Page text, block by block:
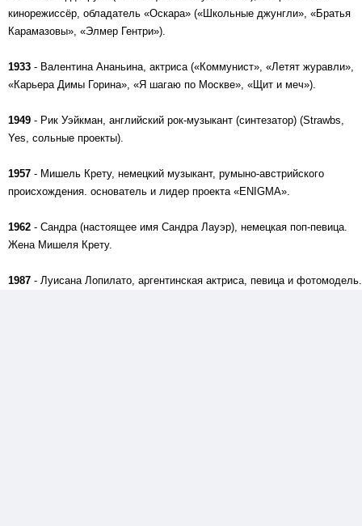
кинорежиссёр, обладатель «Оскара» («Школьные джунгли», «Братья
Карамазовы», «Элмер Гентри»).
1933 - Валентина Ананьина, актриса («Коммунист», «Летят журавли»,
«Карьера Димы Горина», «Я шагаю по Москве», «Щит и меч»).
1949 - Рик Уэйкман, английский рок-музыкант (синтезатор) (Strawbs,
Yes, сольные проекты).
1957 - Мишель Крету, немецкий музыкант, румыно-австрийского
происхождения. основатель и лидер проекта «ENIGMA».
1962 - Сандра (настоящее имя Сандра Лауэр), немецкая поп-певица.
Жена Мишеля Крету.
1987 - Луисана Лопилато, аргентинская актриса, певица и фотомодель.